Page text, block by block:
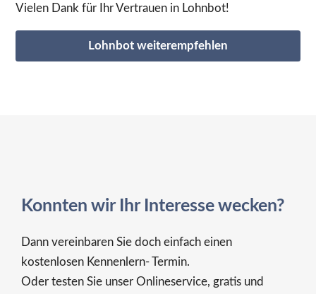
Vielen Dank für Ihr Vertrauen in Lohnbot!
Lohnbot weiterempfehlen
Konnten wir Ihr Interesse wecken?
Dann vereinbaren Sie doch einfach einen
kostenlosen Kennenlern- Termin.
Oder testen Sie unser Onlineservice, gratis und